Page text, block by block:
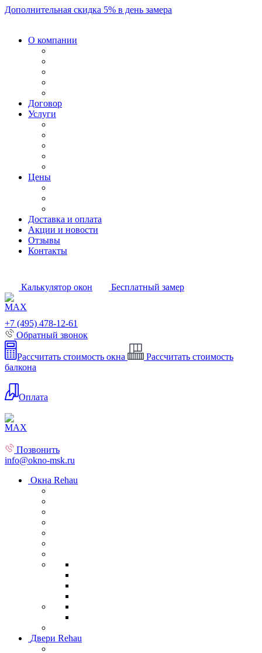
Дополнительная скидка 5% в день замера
О компании
Договор
Услуги
Цены
Доставка и оплата
Акции и новости
Отзывы
Контакты
Калькулятор окон Бесплатный замер
+7 (495) 478-12-61
Обратный звонок
Рассчитать стоимость окна
Рассчитать стоимость
балкона
Оплата
Позвонить
info@okno-msk.ru
Окна Rehau
Двери Rehau